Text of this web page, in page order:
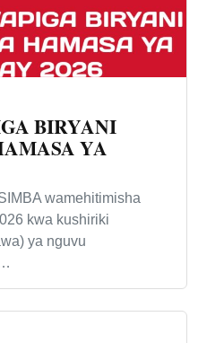
BIRYANI
YA
wamehitimisha
kwa kushiriki
ya nguvu